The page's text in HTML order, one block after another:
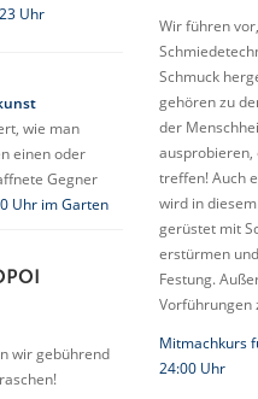
Uhr
wie man
einen oder
Gegner
Uhr im Garten
wir gebührend
Wir führen
Schmuck
gehören zu
der
ausprobieren,
treffen! Auch
wird in
gerüstet mit
erstürmen
Festung.
Vorführungen
Mitmachkurs
24:00 Uhr